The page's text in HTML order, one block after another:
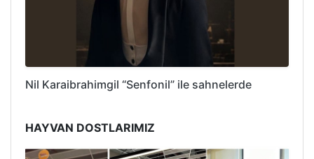
Nil Karaibrahimgil “Senfonil” ile sahnelerde
HAYVAN DOSTLARIMIZ